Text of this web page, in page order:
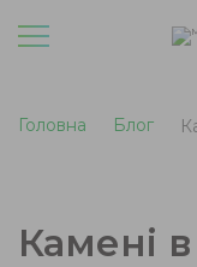
Головна Блог
Камені